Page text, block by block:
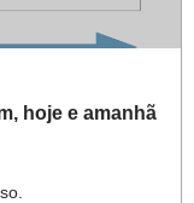
hoje e amanhã